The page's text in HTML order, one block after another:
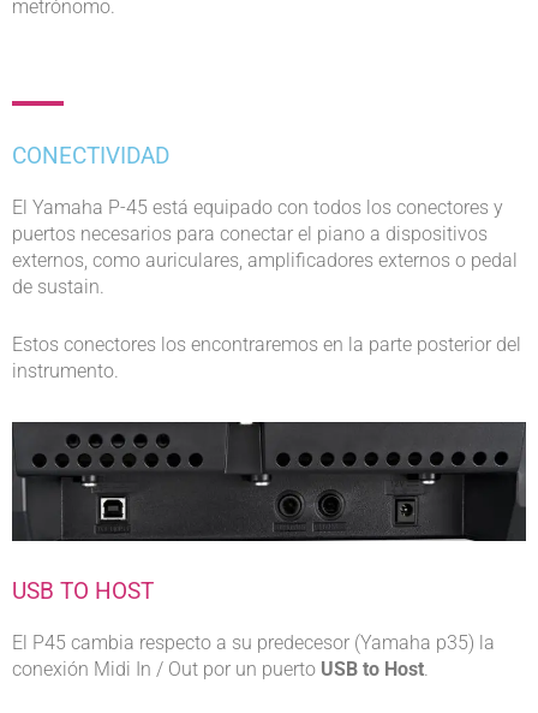
metrónomo.
CONECTIVIDAD
El Yamaha P-45 está equipado con todos los conectores y
puertos necesarios para conectar el piano a dispositivos
externos, como auriculares, amplificadores externos o pedal
de sustain.
Estos conectores los encontraremos en la parte posterior del
instrumento.
USB TO HOST
El P45 cambia respecto a su predecesor (Yamaha p35) la
conexión Midi In / Out por un puerto USB to Host